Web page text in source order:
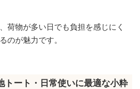
荷物が多い日でも負担を感じにく
のが魅力です。
トート・日常使いに最適な小粋